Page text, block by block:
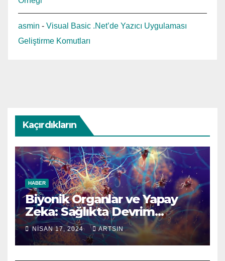
asmin - Visual Basic .Net’de Yazıcı Uygulaması
Geliştirme Komutları
Kaçırdıkların
HABER
Biyonik Organlar ve Yapay
Zeka: Sağlıkta Devrim
Yaratacak Teknolojik
Gelişmeler
NISAN 17, 2024 ARTSIN